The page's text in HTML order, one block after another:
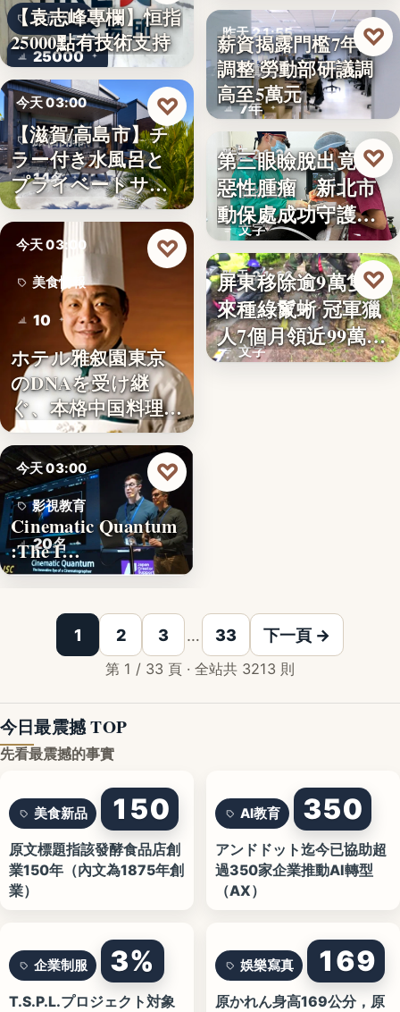
股市分析
25000
【袁志峰專欄】恒指
25000點有技術支持
今天 03:00
旅宿開幕
14名
【滋賀/高島市】チ
ラー付き水風呂と
プライベートサウ
ナを楽…
♡
今天 03:00
美食情報
10
ホテル雅叙園東京
のDNAを受け継
ぐ、本格中国料理店
「万福…
♡
今天 03:00
影視教育
20名
Cinematic Quantum
:The I…
♡
昨天 21:55
勞動政策
7年
薪資揭露門檻7年未
調整 勞動部研議調
高至5萬元
♡
昨天 21:26
寵物醫療
文字
第三眼瞼脫出竟藏
惡性腫瘤 新北市
動保處成功守護校
園犬
♡
昨天 21:16
生態防治
文字
屏東移除逾9萬隻外
來種綠鬣蜥 冠軍獵
人7個月領近99萬
獎…
♡
1 2 3 … 33 下一頁 →
第 1 / 33 頁 · 全站共 3213 則
今日最震撼 TOP
先看最震撼的事實
美食新品 150
原文標題指該發酵食品店創
業150年（內文為1875年創
業）
AI教育 350
アンドドット迄今已協助超
過350家企業推動AI轉型
（AX）
企業制服 3%
T.S.P.L.プロジェクト対象
娛樂寫真 169
原かれん身高169公分，原